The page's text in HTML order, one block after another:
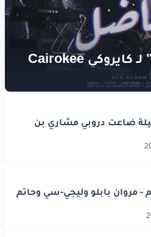
الدروب
www.lyrics-